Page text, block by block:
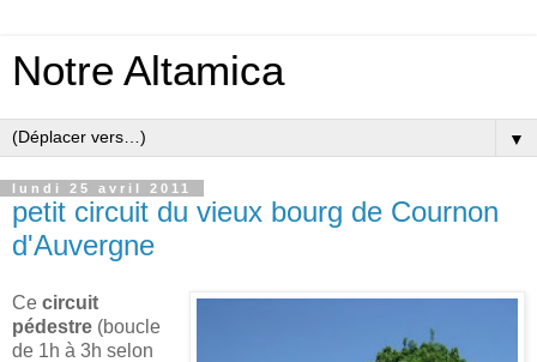
Notre Altamica
▼
lundi 25 avril 2011
petit circuit du vieux bourg de Cournon
d'Auvergne
Ce circuit
pédestre (boucle
de 1h à 3h selon